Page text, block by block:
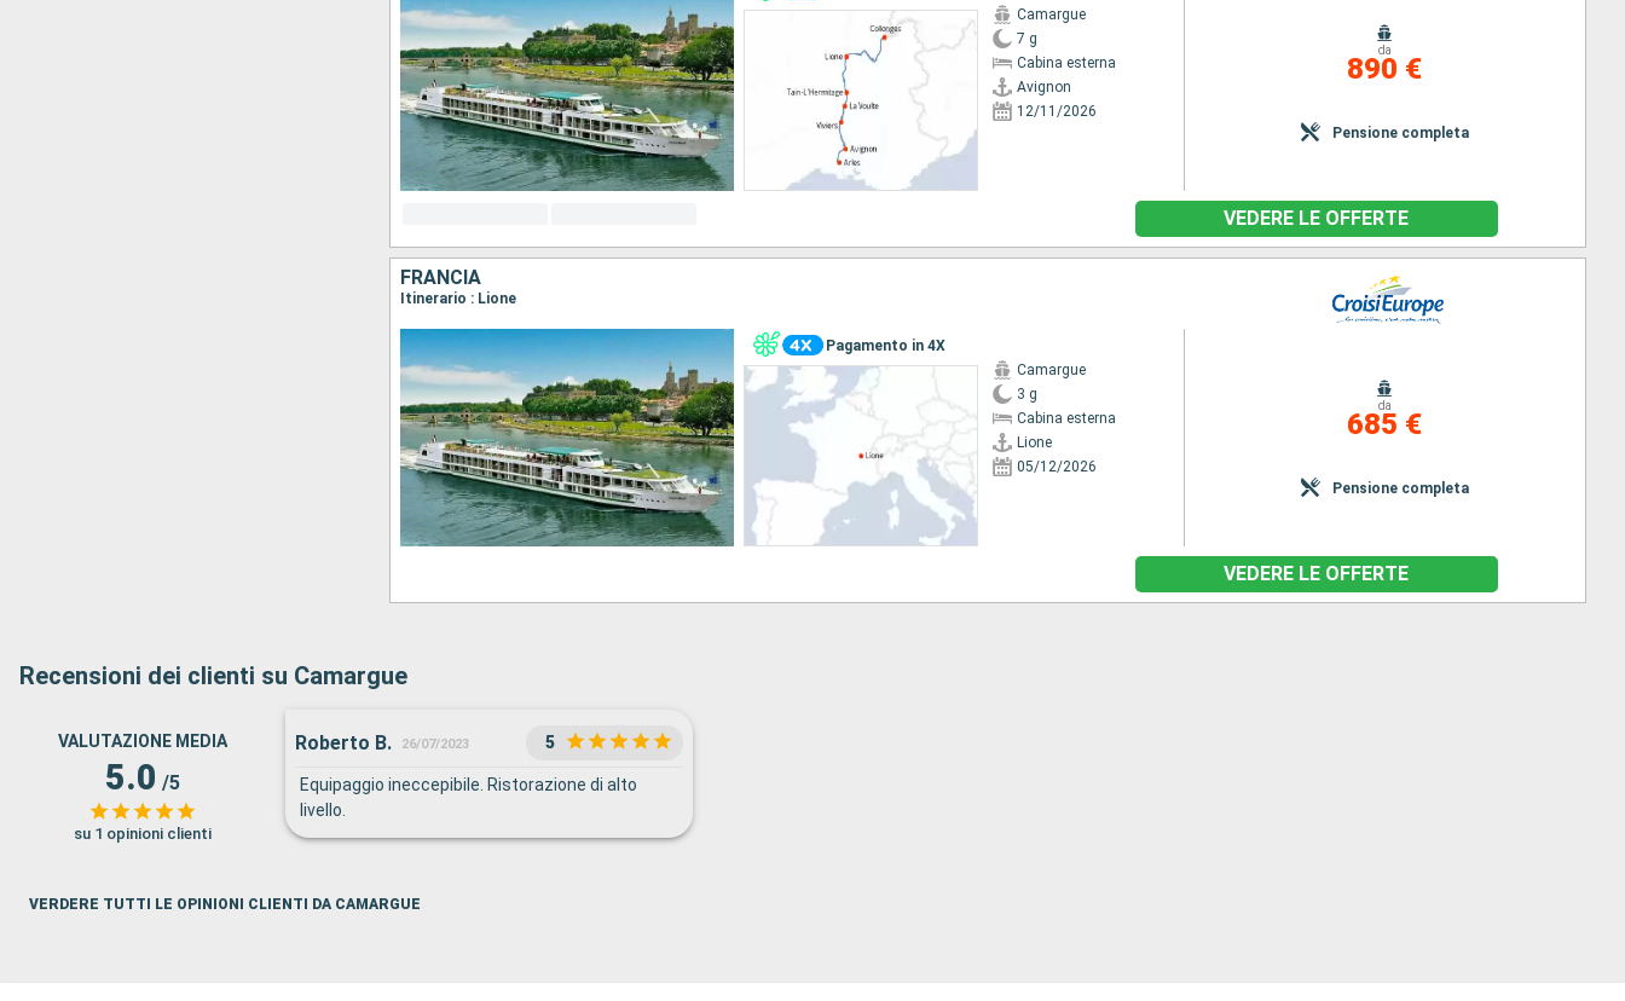
Camargue
7 g
Cabina esterna
Avignon
12/11/2026
da
890 €
Pensione completa
VEDERE LE OFFERTE
FRANCIA
Itinerario : Lione
Pagamento in 4X
Camargue
3 g
Cabina esterna
Lione
05/12/2026
da
685 €
Pensione completa
VEDERE LE OFFERTE
Recensioni dei clienti su Camargue
VALUTAZIONE MEDIA
5.0 /5
su 1 opinioni clienti
Roberto B. 26/07/2023 5
Equipaggio ineccepibile. Ristorazione di alto
livello.
VERDERE TUTTI LE OPINIONI CLIENTI DA CAMARGUE